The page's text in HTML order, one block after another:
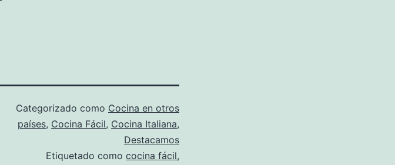
Categorizado como Cocina en otros
países, Cocina Fácil, Cocina Italiana,
Destacamos
Etiquetado como cocina fácil,